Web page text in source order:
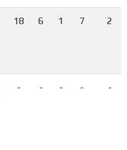
18 6 1 7 2
- - - - -